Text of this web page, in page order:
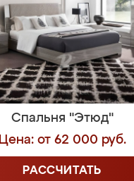
Спальня "Этюд"
Цена: от 62 000 руб.
РАССЧИТАТЬ